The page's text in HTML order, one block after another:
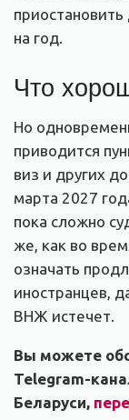
на год.
Что
Но
приводится
виз и других
марта 2027
пока сложно
же, как во
означать
иностранцев,
ВНЖ истечет.
Вы можете
Telegram-
Беларуси,